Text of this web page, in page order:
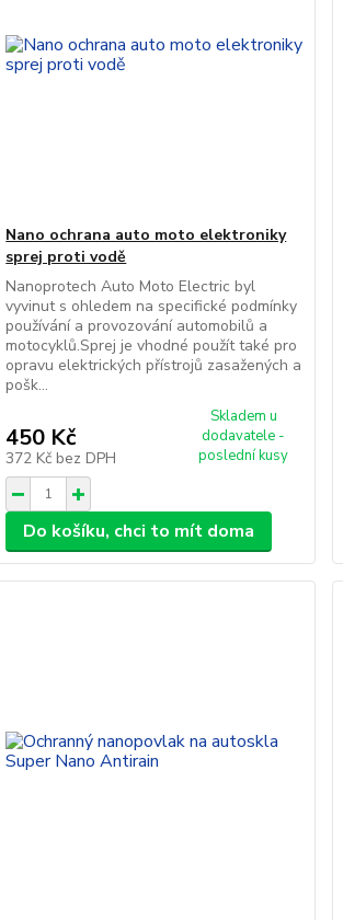
Nano ochrana auto moto elektroniky
sprej proti vodě
Nanoprotech Auto Moto Electric byl
vyvinut s ohledem na specifické podmínky
používání a provozování automobilů a
motocyklů.Sprej je vhodné použít také pro
opravu elektrických přístrojů zasažených a
pošk...
450 Kč
372 Kč bez DPH
Skladem u
dodavatele -
poslední kusy
Do košíku, chci to mít doma